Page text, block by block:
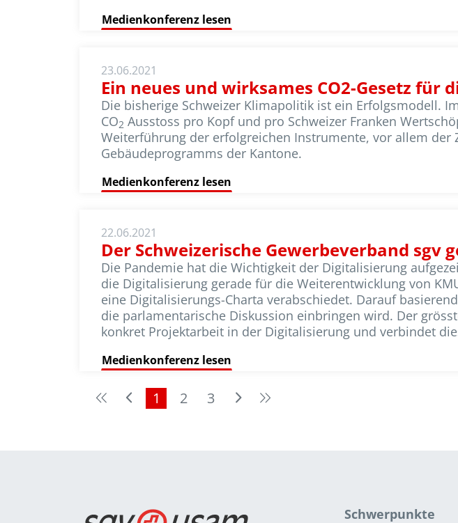
Medienkonferenz lesen
23.06.2021
Ein neues und wirksames CO2-Gesetz für
Die bisherige Schweizer Klimapolitik ist ein Erfolgsmodell.
CO2 Ausstoss pro Kopf und pro Schweizer Franken
Weiterführung der erfolgreichen Instrumente, vor allem
Gebäudeprogramms der Kantone.
Medienkonferenz lesen
22.06.2021
Der Schweizerische Gewerbeverband
Die Pandemie hat die Wichtigkeit der Digitalisierung
die Digitalisierung gerade für die Weiterentwicklung von
eine Digitalisierungs-Charta verabschiedet. Darauf
die parlamentarische Diskussion einbringen wird. Der
konkret Projektarbeit in der Digitalisierung und verbindet
Medienkonferenz lesen
1 2 3
Schwerpunkte